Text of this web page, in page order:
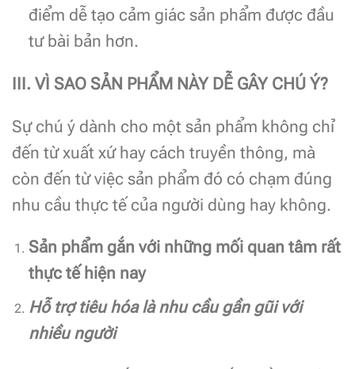
điểm dễ tạo cảm giác sản phẩm được đầu
tư bài bản hơn.
III. VÌ SAO SẢN PHẨM NÀY DỄ GÂY CHÚ Ý?
Sự chú ý dành cho một sản phẩm không chỉ
đến từ xuất xứ hay cách truyền thông, mà
còn đến từ việc sản phẩm đó có chạm đúng
nhu cầu thực tế của người dùng hay không.
Sản phẩm gắn với những mối quan tâm rất
thực tế hiện nay
Hỗ trợ tiêu hóa là nhu cầu gần gũi với
nhiều người